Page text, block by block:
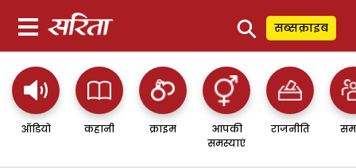
⚲ सब्सक्राइब
ऑडियो कहानी क्राइम
आपकी
समस्याएं
राजनीति